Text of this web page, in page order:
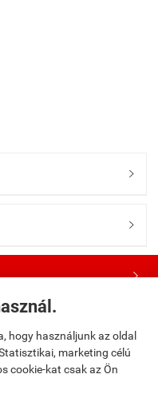
hogy használjunk az oldal
marketing célú
cookie-kat csak az Ön


